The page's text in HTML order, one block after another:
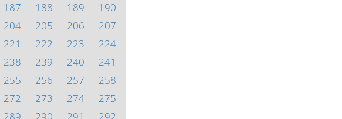
187 188 189
190
204 205 206
207
221 222 223
224
238 239 240
241
255 256 257
258
272 273 274
275